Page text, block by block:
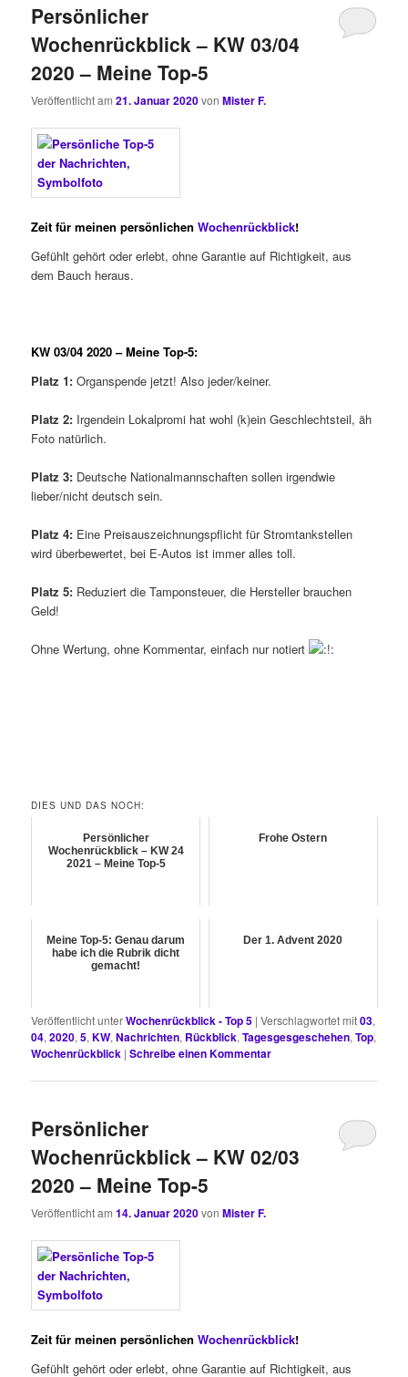
Persönlicher
Wochenrückblick – KW 03/04
2020 – Meine Top-5
Veröffentlicht am21. Januar 2020vonMister F.
Zeit für meinen persönlichenWochenrückblick!
Gefühlt gehört oder erlebt, ohne Garantie auf Richtigkeit, aus
dem Bauch heraus.
KW 03/04 2020 – Meine Top-5:
Platz 1:Organspende jetzt! Also jeder/keiner.
Platz 2: Irgendein Lokalpromi hat wohl (k)ein Geschlechtsteil, äh
Foto natürlich.
Platz 3: Deutsche Nationalmannschaften sollen irgendwie
lieber/nicht deutsch sein.
Platz 4: Eine Preisauszeichnungspflicht für Stromtankstellen
wird überbewertet, bei E-Autos ist immer alles toll.
Platz 5: Reduziert die Tamponsteuer, die Hersteller brauchen
Geld!
Ohne Wertung, ohne Kommentar, einfach nur notiert
DIES UND DAS NOCH:
Persönlicher
Wochenrückblick – KW 24
2021 – Meine Top-5
Frohe Ostern
Meine Top-5: Genau darum
habe ich die Rubrik dicht
gemacht!
Der 1. Advent 2020
Veröffentlicht unterWochenrückblick - Top 5 |Verschlagwortet mit03,
04,2020,5,KW,Nachrichten, Rückblick,Tagesgesgeschehen,Top,
Wochenrückblick |Schreibe einen Kommentar
Persönlicher
Wochenrückblick – KW 02/03
2020 – Meine Top-5
Veröffentlicht am14. Januar 2020vonMister F.
Zeit für meinen persönlichenWochenrückblick!
Gefühlt gehört oder erlebt, ohne Garantie auf Richtigkeit, aus